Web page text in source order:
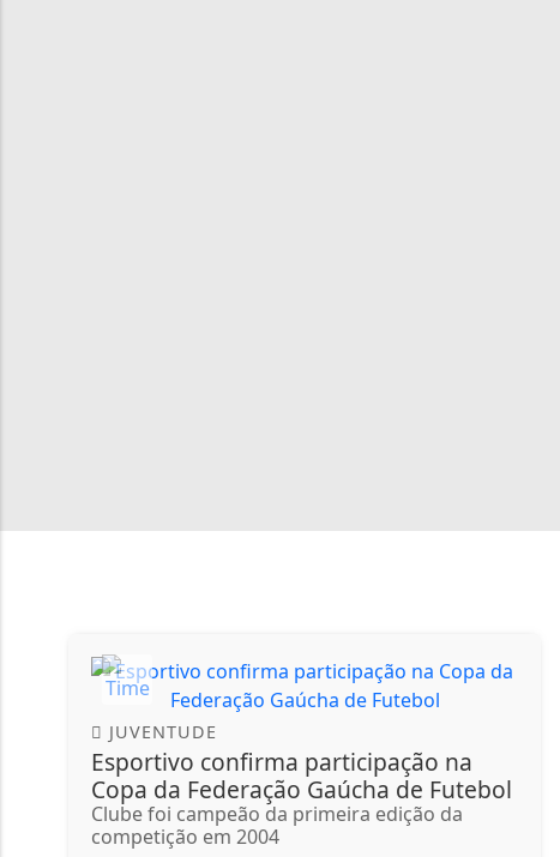
JUVENTUDE
Esportivo confirma participação na
Copa da Federação Gaúcha de Futebol
Clube foi campeão da primeira edição da
competição em 2004